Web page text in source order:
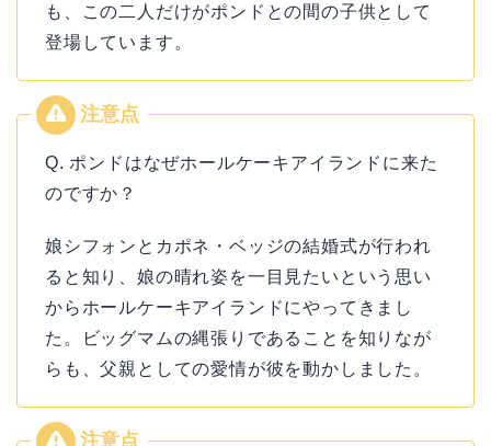
も、この二人だけがポンドとの間の子供として
登場しています。
Q. ポンドはなぜホールケーキアイランドに来た
のですか？
娘シフォンとカポネ・ベッジの結婚式が行われ
ると知り、娘の晴れ姿を一目見たいという思い
からホールケーキアイランドにやってきまし
た。ビッグマムの縄張りであることを知りなが
らも、父親としての愛情が彼を動かしました。